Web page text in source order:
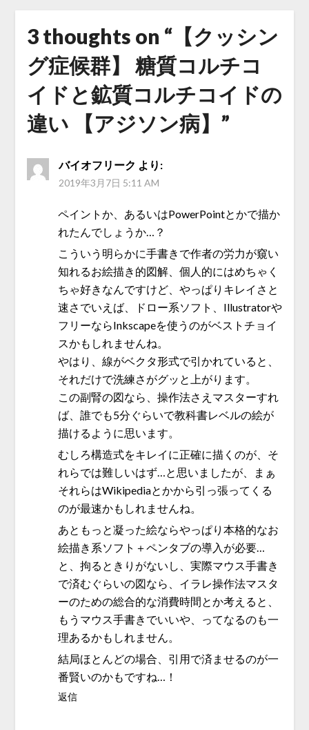
3 thoughts on “【クッシン
グ症候群】 糖質コルチコ
イドと鉱質コルチコイドの
違い 【アジソン病】 ”
バイオフリーク より:
2019年3月7日 5:11 AM
ペイントか、あるいはPowerPointとかで描か
れたんでしょうか…？
こういう明らかに手書きで作者の労力が窺い
知れるお絵描き的図解、個人的にはめちゃく
ちゃ好きなんですけど、やっぱりキレイさと
速さでいえば、ドロー系ソフト、Illustratorや
フリーならInkscapeを使うのがベストチョイ
スかもしれませんね。
やはり、線がベクタ形式で引かれていると、
それだけで洗練さがグッと上がります。
この副腎の図なら、操作法さえマスターすれ
ば、誰でも5分ぐらいで教科書レベルの絵が
描けるように思います。
むしろ構造式をキレイに正確に描くのが、そ
れらでは難しいはず…と思いましたが、まぁ
それらはWikipediaとかから引っ張ってくる
のが最速かもしれませんね。
あともっと凝った絵ならやっぱり本格的なお
絵描き系ソフト＋ペンタブの導入が必要…
と、拘るときりがないし、実際マウス手書き
で済むぐらいの図なら、イラレ操作法マスタ
ーのための総合的な消費時間とか考えると、
もうマウス手書きでいいや、ってなるのも一
理あるかもしれません。
結局ほとんどの場合、引用で済ませるのが一
番賢いのかもですね…！
返信